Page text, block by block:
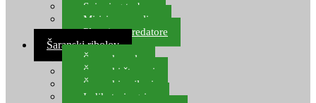
Spinning torbe
Mirisi za varalice
Plovci za predatore
Šaranski ribolov
Šaranske role
Šaranski štapovi
Šaranski najloni
Indikatori ugriza